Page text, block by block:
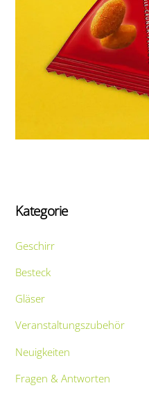
Kategorie
Geschirr
Besteck
Gläser
Veranstaltungszubehör
Neuigkeiten
Fragen & Antworten